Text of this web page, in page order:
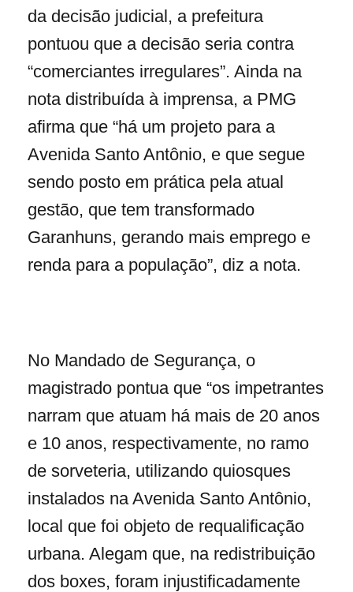
da decisão judicial, a prefeitura
pontuou que a decisão seria contra
“comerciantes irregulares”. Ainda na
nota distribuída à imprensa, a PMG
afirma que “há um projeto para a
Avenida Santo Antônio, e que segue
sendo posto em prática pela atual
gestão, que tem transformado
Garanhuns, gerando mais emprego e
renda para a população”, diz a nota.
No Mandado de Segurança, o
magistrado pontua que “os impetrantes
narram que atuam há mais de 20 anos
e 10 anos, respectivamente, no ramo
de sorveteria, utilizando quiosques
instalados na Avenida Santo Antônio,
local que foi objeto de requalificação
urbana. Alegam que, na redistribuição
dos boxes, foram injustificadamente